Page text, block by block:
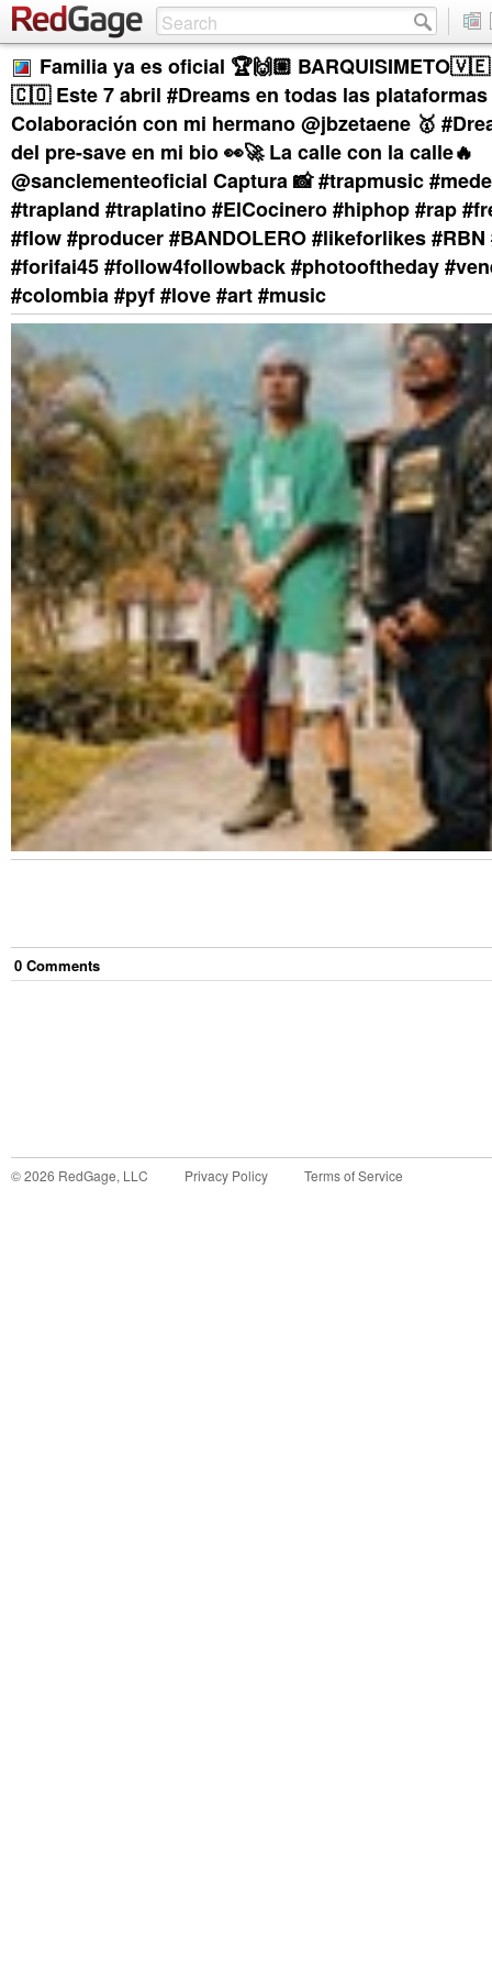
Familia ya es oficial 🏆🙌🏼 BARQUISIMETO🇻🇪
🇨🇴 Este 7 abril #Dreams en todas las plataformas
Colaboración con mi hermano @jbzetaene 🥇
del pre-save en mi bio 👀🚀 La calle con la calle🔥
@sanclementeoficial Captura 📸 #trapmusic
#trapland #traplatino #ElCocinero #hiphop #rap
#flow #producer #BANDOLERO #likeforlikes
#forifai45 #follow4followback #photooftheday
#colombia #pyf #love #art #music
0 Comments
©2026 RedGage, LLC Privacy Policy Terms of Service